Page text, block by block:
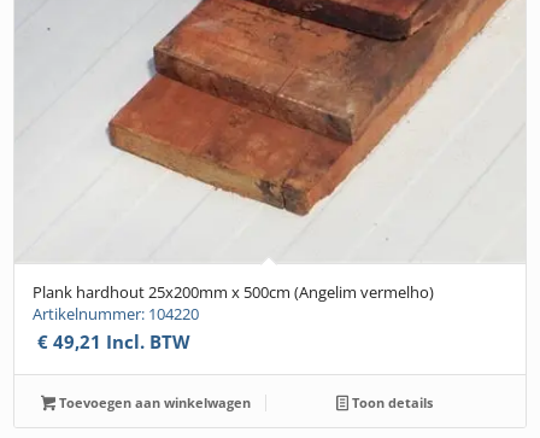
Plank hardhout 25x200mm x 500cm (Angelim vermelho)
Artikelnummer: 104220
€ 49,21 Incl. BTW
Toevoegen aan winkelwagen Toon details